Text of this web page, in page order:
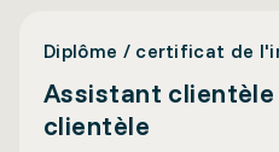
Diplôme / certificat de
Assistant
clientèle